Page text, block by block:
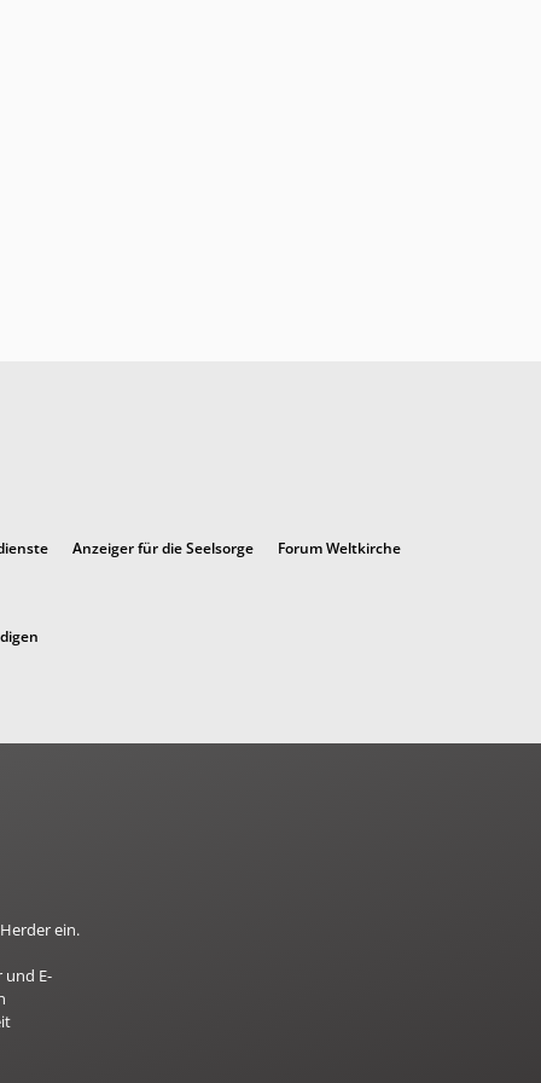
Anzeiger für die Seelsorge Forum Weltkirche
ein.
E-